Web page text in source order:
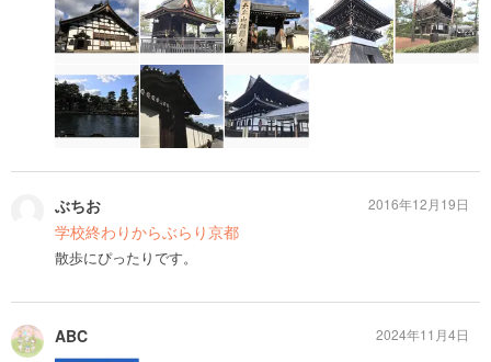
ぶちお
学校終わりからぶらり京都
散歩にぴったりです。
2016年12月19日
ABC 2024年11月4日